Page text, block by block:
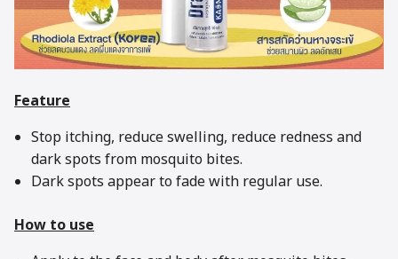
Feature
Stop itching, reduce swelling, reduce redness and
dark spots from mosquito bites.
Dark spots appear to fade with regular use.
How to use